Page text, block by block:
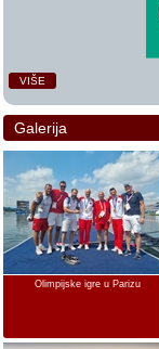
VIŠE
Galerija
Olimpijske igre u Parizu